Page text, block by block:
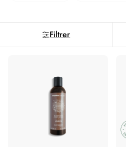
Filtrer